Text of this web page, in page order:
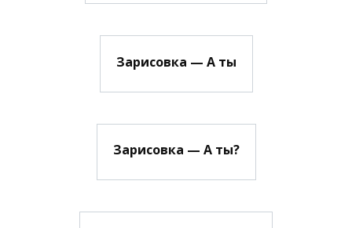
Зарисовка — А ты
Зарисовка — А ты?